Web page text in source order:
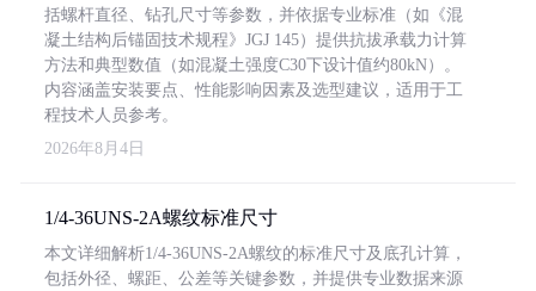
括螺杆直径、钻孔尺寸等参数，并依据专业标准（如《混
凝土结构后锚固技术规程》JGJ 145）提供抗拔承载力计算
方法和典型数值（如混凝土强度C30下设计值约80kN）。
内容涵盖安装要点、性能影响因素及选型建议，适用于工
程技术人员参考。
2026年8月4日
1/4-36UNS-2A螺纹标准尺寸
本文详细解析1/4-36UNS-2A螺纹的标准尺寸及底孔计算，
包括外径、螺距、公差等关键参数，并提供专业数据来源